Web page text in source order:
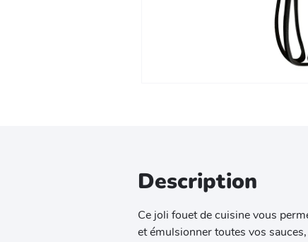
Description
Ce joli fouet de cuisine vous
et émulsionner toutes vos